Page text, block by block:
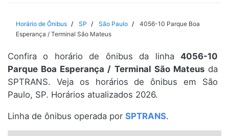
Rio de Janeiro
Espírito Santo
Paraná
Horário de Ônibus SP São Paulo
4056-10 Parque Boa
Esperança / Terminal São Mateus
Confira o horário de ônibus da linha 4056-10
Parque Boa Esperança / Terminal São Mateusda
SPTRANS. Veja os horários de ônibus em São
Paulo, SP. Horários atualizados 2026.
Linha de ônibus operada por SPTRANS.